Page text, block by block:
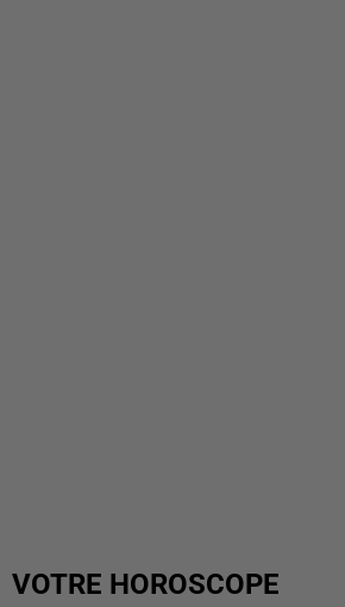
VOTRE HOROSCOPE